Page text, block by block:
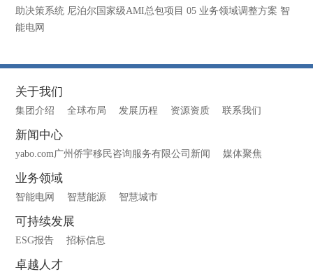
助决策系统 尼泊尔国家级AMI总包项目 05 业务领域调整方案 智
能电网
关于我们
集团介绍 全球布局 发展历程 资源资质 联系我们
新闻中心
yabo.com广州侨宇移民咨询服务有限公司新闻 媒体聚焦
业务领域
智能电网 智慧能源 智慧城市
可持续发展
ESG报告 招标信息
卓越人才